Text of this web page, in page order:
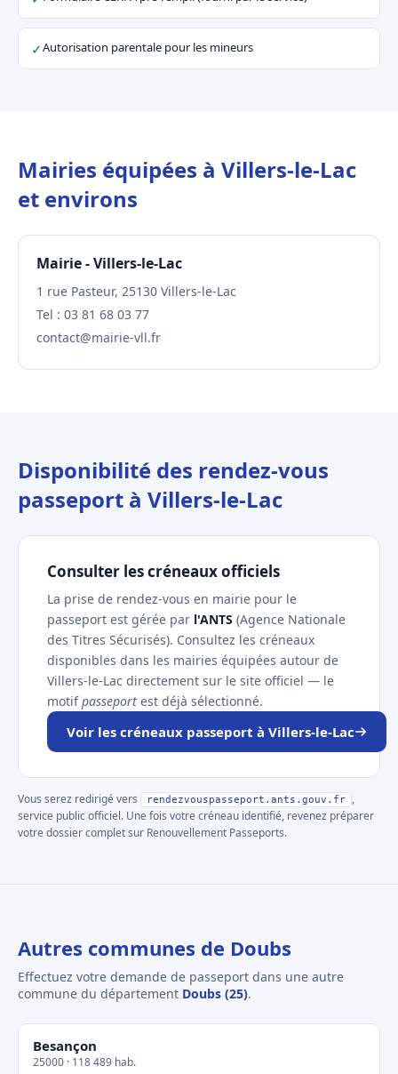
✓Autorisation parentale pour les mineurs
Mairies équipées à Villers-le-Lac
et environs
Mairie - Villers-le-Lac
1 rue Pasteur, 25130 Villers-le-Lac
Tel : 03 81 68 03 77
contact@mairie-vll.fr
Disponibilité des rendez-vous
passeport à Villers-le-Lac
Consulter les créneaux officiels
La prise de rendez-vous en mairie pour le
passeport est gérée par l'ANTS (Agence Nationale
des Titres Sécurisés). Consultez les créneaux
disponibles dans les mairies équipées autour de
Villers-le-Lac directement sur le site officiel — le
motifpasseport est déjà sélectionné.
Voir les créneaux passeport à Villers-le-Lac
Vous serez redirigé vers rendezvouspasseport.ants.gouv.fr
,
service public officiel. Une fois votre créneau identifié, revenez préparer
votre dossier complet sur Renouvellement Passeports.
Autres communes de Doubs
Effectuez votre demande de passeport dans une autre
commune du département Doubs (25).
Besançon
25000 · 118 489 hab.